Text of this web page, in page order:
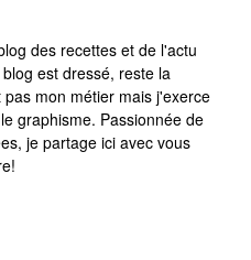
des recettes et de l'actu
est dressé, reste la
mon métier mais j'exerce
graphisme. Passionnée de
je partage ici avec vous